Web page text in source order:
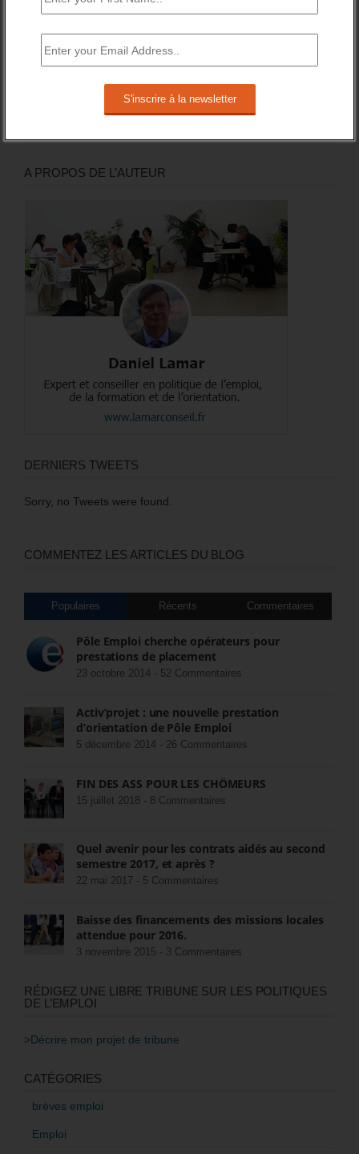
0
A PROPOS DE L’AUTEUR
DERNIERS TWEETS
Sorry, no Tweets were found.
COMMENTEZ LES ARTICLES DU BLOG
Populaires Récents Commentaires
Pôle Emploi cherche opérateurs pour
prestations de placement
23 octobre 2014 - 52 Commentaires
Activ’projet : une nouvelle prestation
d’orientation de Pôle Emploi
5 décembre 2014 - 26 Commentaires
FIN DES ASS POUR LES CHÔMEURS
15 juillet 2018 - 8 Commentaires
Quel avenir pour les contrats aidés au second
semestre 2017, et après ?
22 mai 2017 - 5 Commentaires
Baisse des financements des missions locales
attendue pour 2016.
3 novembre 2015 - 3 Commentaires
RÉDIGEZ UNE LIBRE TRIBUNE SUR LES POLITIQUES
DE L’EMPLOI
>Décrire mon projet de tribune
CATÉGORIES
brèves emploi
Emploi